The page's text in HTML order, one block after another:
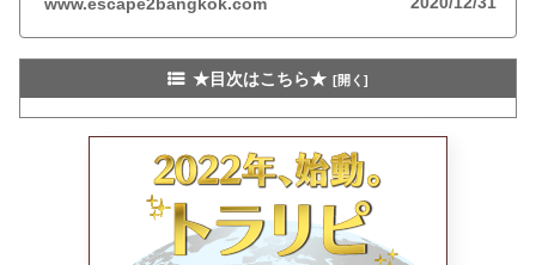
★目次はこちら★